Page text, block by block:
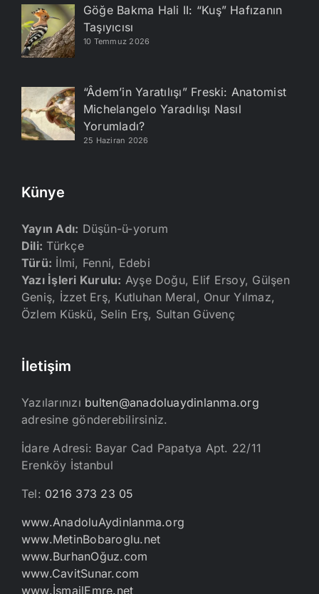
Göğe Bakma Hali II: “Kuş” Hafızanın
Taşıyıcısı
10 Temmuz 2026
“Âdem’in Yaratılışı” Freski: Anatomist
Michelangelo Yaradılışı Nasıl
Yorumladı?
25 Haziran 2026
Künye
Yayın Adı: Düşün-ü-yorum
Dili: Türkçe
Türü: İlmi, Fenni, Edebi
Yazı İşleri Kurulu: Ayşe Doğu, Elif Ersoy, Gülşen
Geniş, İzzet Erş, Kutluhan Meral, Onur Yılmaz,
Özlem Küskü, Selin Erş, Sultan Güvenç
İletişim
Yazılarınızı bulten@anadoluaydinlanma.org
adresine gönderebilirsiniz.
İdare Adresi: Bayar Cad Papatya Apt. 22/11
Erenköy İstanbul
Tel: 0216 373 23 05
www.AnadoluAydinlanma.org
www.MetinBobaroglu.net
www.BurhanOğuz.com
www.CavitSunar.com
www.İsmailEmre.net